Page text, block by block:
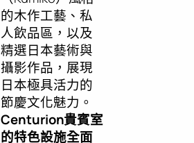
的木作工藝、私
人飲品區，以及
精選日本藝術與
攝影作品，展現
日本極具活力的
節慶文化魅力。
Centurion貴賓室
的特色設施全面